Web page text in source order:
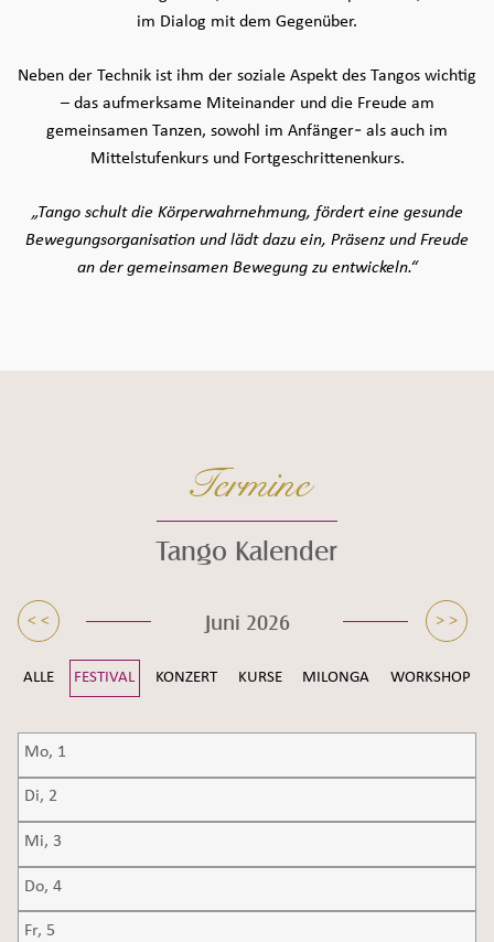
im Dialog mit dem Gegenüber.
Neben der Technik ist ihm der soziale Aspekt des Tangos wichtig
– das aufmerksame Miteinander und die Freude am
gemeinsamen Tanzen, sowohl im Anfänger- als auch im
Mittelstufenkurs und Fortgeschrittenenkurs.
„Tango schult die Körperwahrnehmung, fördert eine gesunde
Bewegungsorganisation und lädt dazu ein, Präsenz und Freude
an der gemeinsamen Bewegung zu entwickeln.“
Termine
Tango Kalender
Seiteninhalt überspringen und zur Fußzeile gehen
< < Juni 2026 > >
ALLE FESTIVAL KONZERT KURSE MILONGA WORKSHOP
Mo, 1
Di, 2
Mi, 3
Do, 4
Fr, 5